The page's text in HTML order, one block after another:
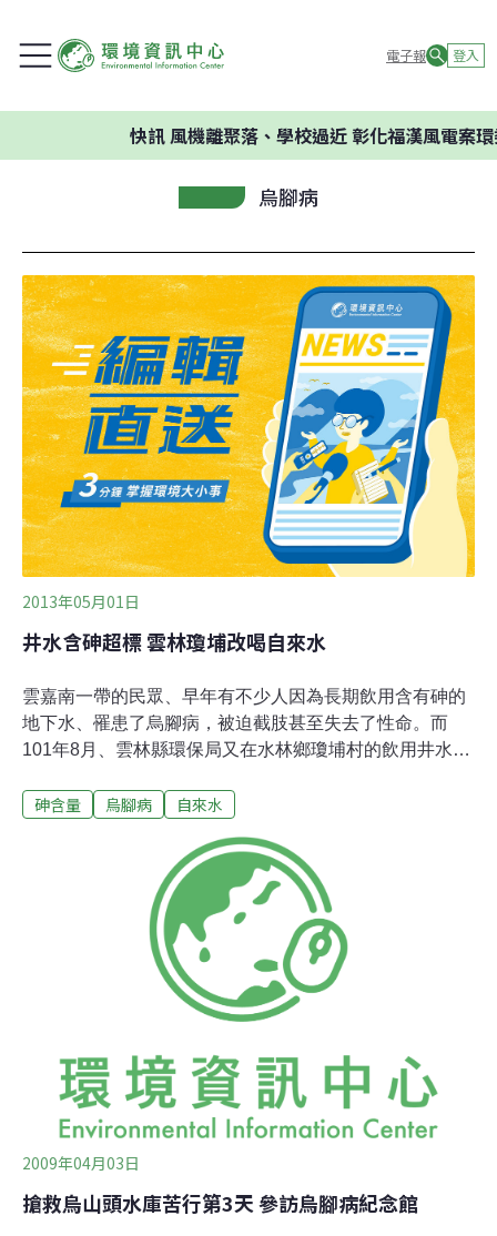
電子報 登入
快訊風機離聚落、學校過近 彰化福漢風電案環委
烏腳病
2013年05月01日
井水含砷超標 雲林瓊埔改喝自來水
雲嘉南一帶的民眾、早年有不少人因為長期飲用含有砷的
地下水、罹患了烏腳病，被迫截肢甚至失去了性命。而
101年8月、雲林縣環保局又在水林鄉瓊埔村的飲用井水當
民恐慌，大家集體討論之後、決定全面改用自來水，不再
去40年來，供應雲林縣水林鄉瓊埔村，600多人用水的水
井，村民表示這口井水甘甜又便宜，之前根本沒人想要申
設自來水。在地民眾表示，早年自來水系統還未發達，全
村都是靠這口井水供應日常用水，經過雲林縣環保局抽驗
發現，這口井水的砷含量超出正常值10倍，引起民眾恐
慌，最後經由討論後，村民終於決定改用自來水，不再喝
井水。雲縣府表示，水林瓊埔村位於北港溪畔，居民都是
過烏腳病史，但水利處認為，近年來北港溪水質遭嚴重汙
染，加上氣候與環境變遷，地下水質已明顯變
砷含量 烏腳病 自來水
2009年04月03日
搶救烏山頭水庫苦行第3天 參訪烏腳病紀念館